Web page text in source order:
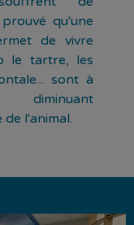
qu'une
de vivre
le tartre, les
sont à
diminuant
l'animal.